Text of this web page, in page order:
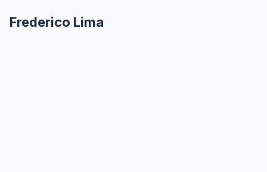
Frederico Lima